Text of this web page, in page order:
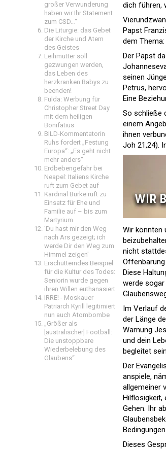
großer Verwunderung
haben wir Ihr Statement
zum CSD…“
Die Liturgie: das Gebet
der Kirche und Atem
des Geistes
Leihmutter soll
gezwungen werden,
das Leben des
herzkranken Babys zu
beenden!
Fulda: Werbung für
Christopher Street Day
mit dem heiligen
Bonifatius
BILD-Kommentatorin
Ruhs fordert „Festung
Europa“: „Es geht nicht
mehr anders“
Erdbebengefahr bei
Neapel: Italiens Kirche
ruft zum Gebet auf
Kardinal Burke ruft zu
Einsatz für Ehe und
Familie auf – bis zum
Martyrium
'Du hast mir den Weg
nach Ars gezeigt; ich
werde Dir den Weg zum
Himmel zeigen'
Erschütterndes Beispiel
für die Kultur des Todes:
Seniorin wurde gegen
ihren Willen euthanasiert
IRRE! - Moskauer
Patriarch Kyrill legitimiert
nun auch Atombombe
„Größer als
[australischer] Football:
Die unstoppbare
Wiederbelebung des
Glaubens“
dich führen,
Papst
dem
Der Papst
seinen
Petrus,
Eine
So schließe
einem
ihnen
Joh 21,24).
Wir könnten
nicht
Diese
werde
Im Verlauf
der Länge
Warnung
und dein
begleitet
Der
anspiele,
allgemeiner
Hilflosigkeit,
Gehen. Ihr
Dieses